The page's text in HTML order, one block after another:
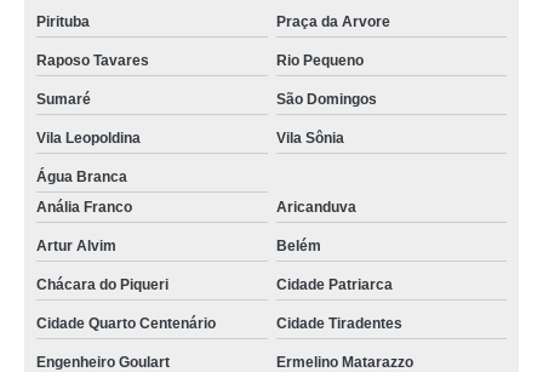
Pirituba Praça da Arvore
Raposo Tavares Rio Pequeno
Sumaré São Domingos
Vila Leopoldina Vila Sônia
Água Branca
Anália Franco
Aricanduva
Artur Alvim Belém
Chácara do Piqueri Cidade Patriarca
Cidade Quarto Centenário Cidade Tiradentes
Engenheiro Goulart Ermelino Matarazzo